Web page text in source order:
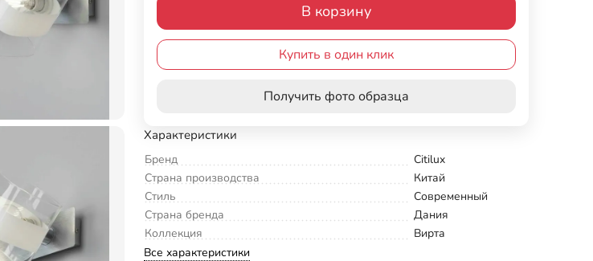
В корзину
Купить в один клик
Получить фото образца
Характеристики
Бренд
Citilux
Страна производства
Китай
Стиль
Современный
Страна бренда
Дания
Коллекция
Вирта
Все характеристики